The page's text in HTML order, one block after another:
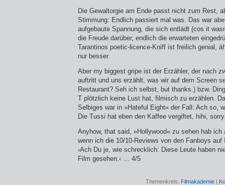
Die Gewaltorgie am Ende passt nicht zum Rest,
Stimmung: Endlich passiert mal was. Das war
aufgebaute Spannung, die sich entlädt (cos it
die Freude darüber, endlich die erwarteten
Tarantinos poetic-licence-Kniff ist freilich genial,
nur besser.
Aber my biggest gripe ist der Erzähler, der nach
auftritt und uns erzählt, was wir auf dem Screen
Restaurant? Seh ich selbst, but thanks.) bzw.
T plötzlich keine Lust hat, filmisch zu erzählen.
Selbiges war in »Hateful Eight« der Fall: Ach so,
Die Tussi hat eben den Kaffee vergiftet, hihi,
Anyhow, that said, »Hollywood« zu sehen hab ich
wenn ich die 10/10-Reviews von den Fanboys
›Ach Du je, wie schrecklich: Diese Leute haben
Film gesehen.‹ … 4/5
Themenkreis: Filmakademie |